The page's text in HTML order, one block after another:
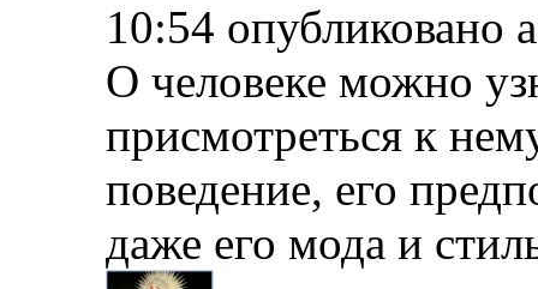
10:54 опубликовано
О человеке можно
присмотреться к
поведение, его
даже его мода и